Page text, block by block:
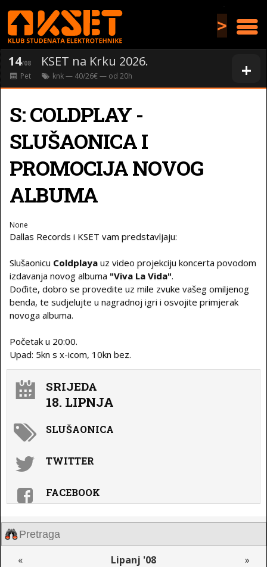
>
+
14/08 KSET na Krku 2026.
Pet knk— 40/26€ — od 20h
S: COLDPLAY -
SLUŠAONICA I
PROMOCIJA NOVOG
ALBUMA
None
Dallas Records i KSET vam predstavljaju:
Slušaonicu Coldplaya uz video projekciju koncerta povodom
izdavanja novog albuma "Viva La Vida".
Dođite, dobro se provedite uz mile zvuke vašeg omiljenog
benda, te sudjelujte u nagradnoj igri i osvojite primjerak
novoga albuma.
Početak u 20:00.
Upad: 5kn s x-icom, 10kn bez.
SRIJEDA
18. LIPNJA
SLUŠAONICA
TWITTER
FACEBOOK
« Lipanj '08 »